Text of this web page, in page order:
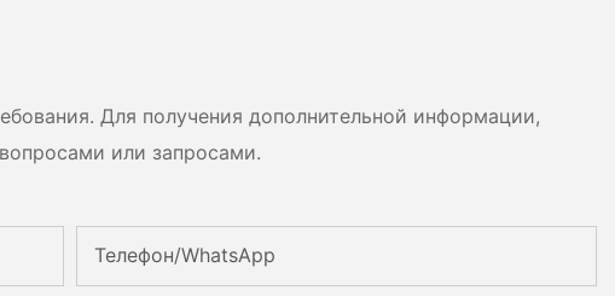
Для получения дополнительной информации,
или запросами.
Телефон/WhatsApp